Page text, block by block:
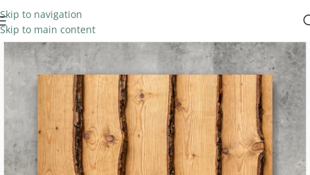
Skip to navigation
Skip to main content